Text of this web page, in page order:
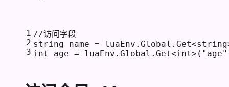
1
2
3
//访问字段
string name = luaEnv.Global.Get<string
int
age = luaEnv.Global.Get<int>( "age"